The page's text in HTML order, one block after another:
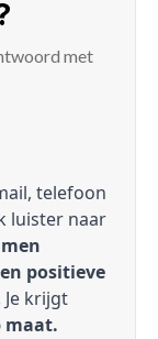
met
telefoon
luister naar
positieve
Je krijgt
maat.